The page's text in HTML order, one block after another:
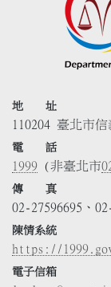
地 址
110204 臺北市
電 話
1999 (非臺北市
傳 真
02-27596695、
陳情系統
https://
電子信箱